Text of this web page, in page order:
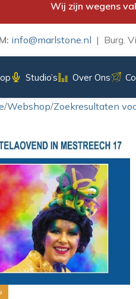
Wij zijn wegens
M: info@marlstone.nl | Burg.
Studio’s Over Ons
/Webshop/Zoekresultaten